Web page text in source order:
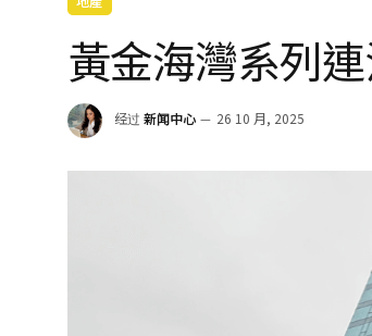
黃金海灣系列
经过 新闻中心 26 10 月, 2025